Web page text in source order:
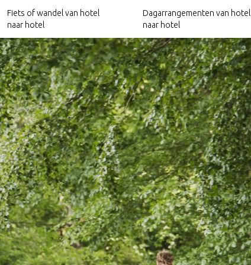
Hotels nabij het Pieterpad
Hotels nabij het Trekvogelpad
Hotels nabij Ode aan het Landschap
Culinaire arrangementen
Relax arrangementen
Culturele arrangementen
Fiets of wandel van hotel
naar hotel
Dagarrangementen van hotel
naar hotel